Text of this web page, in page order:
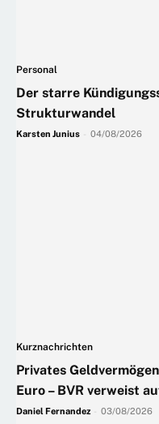
Personal
Der starre
Strukturwandel
Karsten Junius 04/08/2026
Kurznachrichten
Privates
Euro – BVR verweist
Daniel Fernandez 03/08/2026